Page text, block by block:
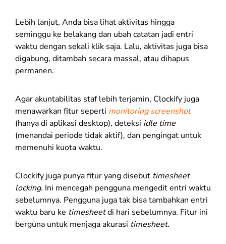
Lebih lanjut, Anda bisa lihat aktivitas hingga
seminggu ke belakang dan ubah catatan jadi entri
waktu dengan sekali klik saja. Lalu, aktivitas juga bisa
digabung, ditambah secara massal, atau dihapus
permanen.
Agar akuntabilitas staf lebih terjamin, Clockify juga
menawarkan fitur seperti monitoring screenshot
(hanya di aplikasi desktop), deteksi idle time
(menandai periode tidak aktif), dan pengingat untuk
memenuhi kuota waktu.
Clockify juga punya fitur yang disebut timesheet
locking. Ini mencegah pengguna mengedit entri waktu
sebelumnya. Pengguna juga tak bisa tambahkan entri
waktu baru ke timesheetdi hari sebelumnya. Fitur ini
berguna untuk menjaga akurasi timesheet.